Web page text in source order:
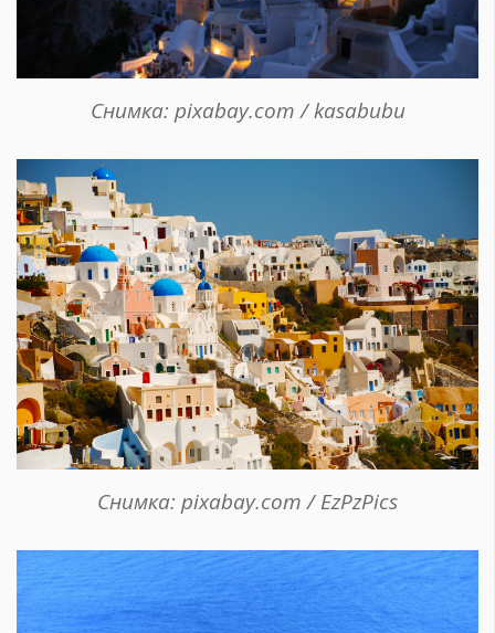
Снимка: pixabay.com / kasabubu
Снимка: pixabay.com / EzPzPics